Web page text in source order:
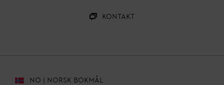
Kontakt
NO | NORSK BOKMÅL